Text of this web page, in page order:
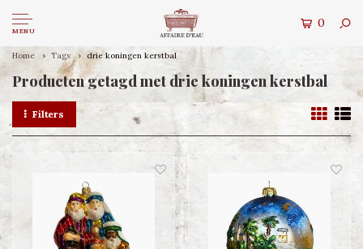
MENU
0
Home Tags drie koningen kerstbal
Producten getagd met drie koningen kerstbal
Filters